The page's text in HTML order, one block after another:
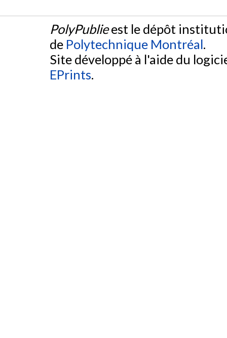
PolyPublieest le dépôt
de Polytechnique Montréal.
Site développé à l'aide du
EPrints.